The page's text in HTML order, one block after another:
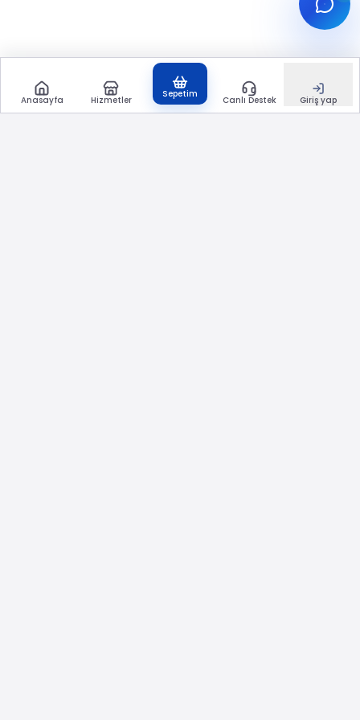
Anasayfa Hizmetler
Sepetim
Canlı Destek Giriş yap